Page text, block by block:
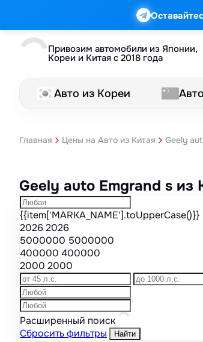
Привозим автомобили из Японии,
Кореи и Китая с 2018 года
Авто из Кореи
Главная Цены на Авто из Китая Geely
Geely auto Emgrand s
{{item['MARKA_NAME'].toUpperCase()}}
2026 2026
5000000 5000000
400000 400000
2000 2000
Расширенный поиск
Сбросить фильтры
Найти